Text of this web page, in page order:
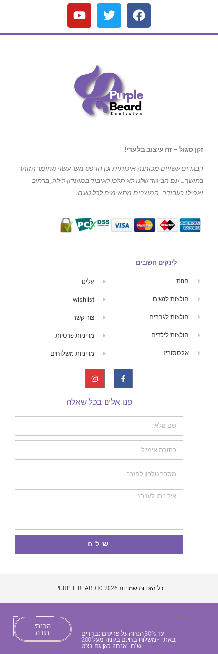
זקן סגול – זה עיצוב בלעדי!
הבגדים עשויים מכותנה איכותית וכן הדפס משי עשוי מחומר הזוהר
בחושך… עם הביגודשלנו לא תלכו לאיבוד במועדון לילה, ברחוב
ואפילו בעבודה. המוצרים מתאימים לכל טעם.
לינקים חשובים
חנות
חולצות לנשים
חולצות לגברים
חולצות לילדים
אקססוריז
עלינו
wishlist
צור קשר
מדיניות פרטיות
מדיניות משלוחים
פנו אלינו בכל שאלה
שלח
כל הזכויות שמורות 2026 © PURPLE BEARD
עד 30% הנחה על פריטים נבחרים
באתר - משלוח בחינם בקניה מעל 200
ש"ח - אנחנו כאן גם בצ'ט
הבנתי
תודה